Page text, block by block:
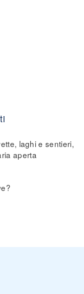
laghi e sentieri,
aperta